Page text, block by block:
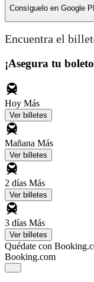
Consíguelo en Google
Encuentra el
¡Asegura tu
Hoy Más
Ver billetes
Mañana Más
Ver billetes
2 días Más
Ver billetes
3 días Más
Ver billetes
Quédate con
Booking.com